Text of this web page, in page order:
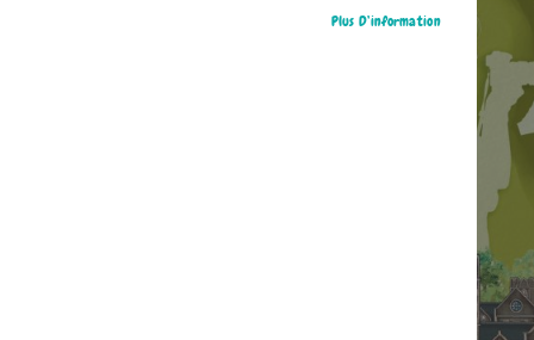
Plus D’information